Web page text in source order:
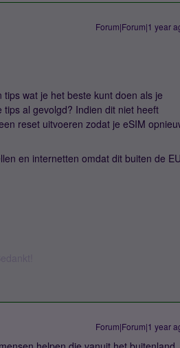
Forum|Forum|1 year
wat je het beste kunt doen als je
al gevolgd? Indien dit niet heeft
reset uitvoeren zodat je eSIM
en internetten omdat dit buiten de EU
Forum|Forum|1 year